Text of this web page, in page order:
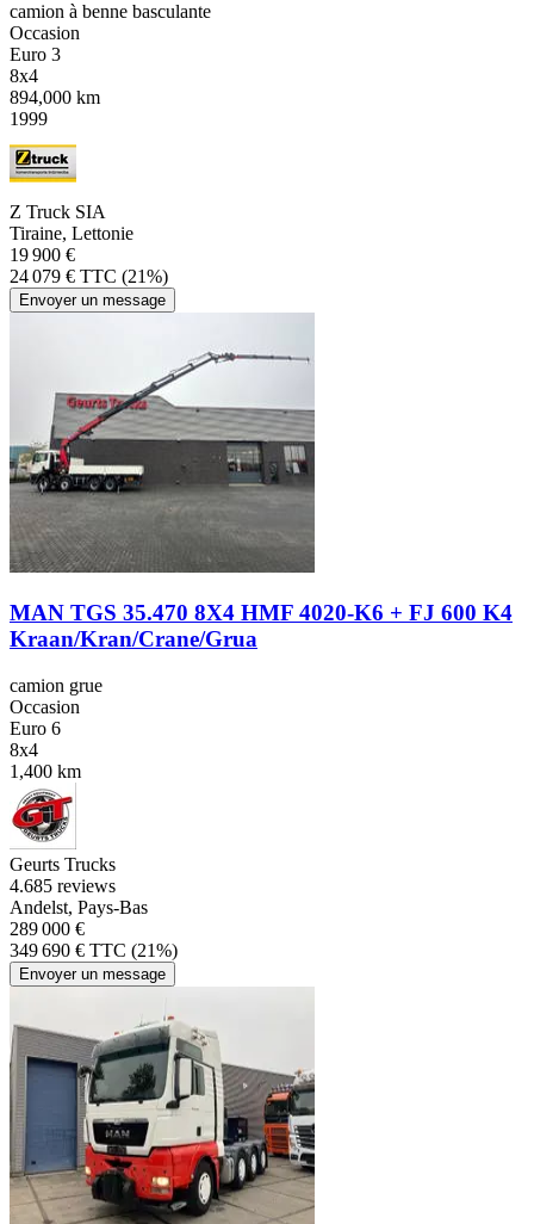
camion à benne basculante
Occasion
Euro 3
8x4
894,000 km
1999
Z Truck SIA
Tiraine, Lettonie
19 900 €
24 079 € TTC (21%)
Envoyer un message
MAN TGS 35.470 8X4 HMF 4020-K6 + FJ 600 K4
Kraan/Kran/Crane/Grua
camion grue
Occasion
Euro 6
8x4
1,400 km
Geurts Trucks
4.685 reviews
Andelst, Pays-Bas
289 000 €
349 690 € TTC (21%)
Envoyer un message